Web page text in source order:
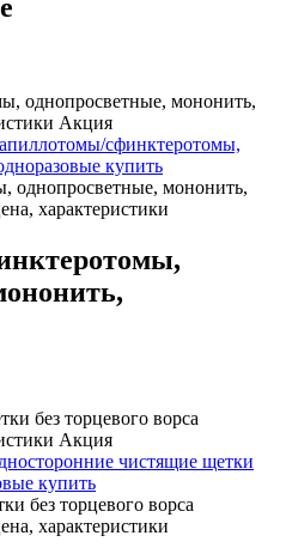
однопросветные, мононить,
Акция
однопросветные, мононить,
характеристики
без торцевого ворса
Акция
без торцевого ворса
характеристики